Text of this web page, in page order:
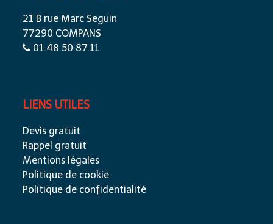
21 B rue Marc Seguin
77290 COMPANS
01.48.50.87.11
LIENS UTILES
Devis gratuit
Rappel gratuit
Mentions légales
Politique de cookie
Politique de confidentialité